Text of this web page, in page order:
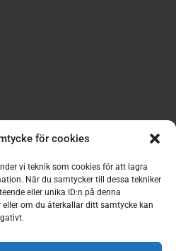
för cookies
vi teknik som cookies för att lagra
När du samtycker till dessa tekniker
eller unika ID:n på denna
om du återkallar ditt samtycke kan
med vårt nyhetsbrev!